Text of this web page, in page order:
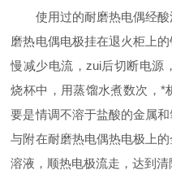
使用过的耐磨热电偶经酸
磨热电偶电极挂在退火柜上
慢减少电流，zui后切断电源
烧杯中，用蒸馏水煮数次，*
要是情调不溶于盐酸的金属
与附在耐磨热电偶热电极上
溶液，顺热电极流走，达到清